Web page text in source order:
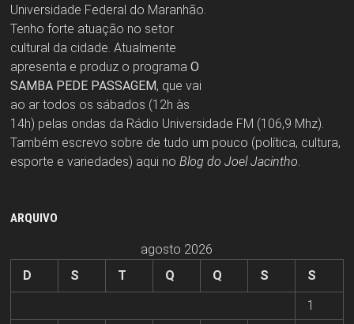
Universidade Federal do Maranhão.
Tenho forte atuação no setor
cultural da cidade. Atualmente
apresenta e produz o programa O
SAMBA PEDE PASSAGEM, que vai
ao ar todos os sábados (12h às
14h) pelas ondas da Rádio Universidade FM (106,9 Mhz).
Também escrevo sobre de tudo um pouco (política, cultura,
esporte e variedades) aqui no Blog do Joel Jacintho.
ARQUIVO
agosto 2026
D
S T Q Q S
S
1